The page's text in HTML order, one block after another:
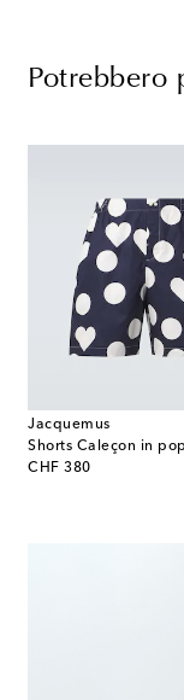
Potrebbero
Jacquemus
CHF 380
original price